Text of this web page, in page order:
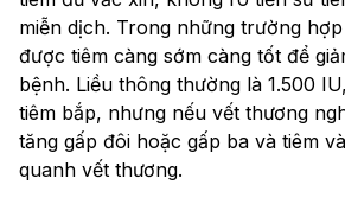
miễn dịch. Trong những trường
được tiêm càng sớm càng tốt để
bệnh. Liều thông thường là 1.500
tiêm bắp, nhưng nếu vết thương
tăng gấp đôi hoặc gấp ba và tiêm
quanh vết thương.